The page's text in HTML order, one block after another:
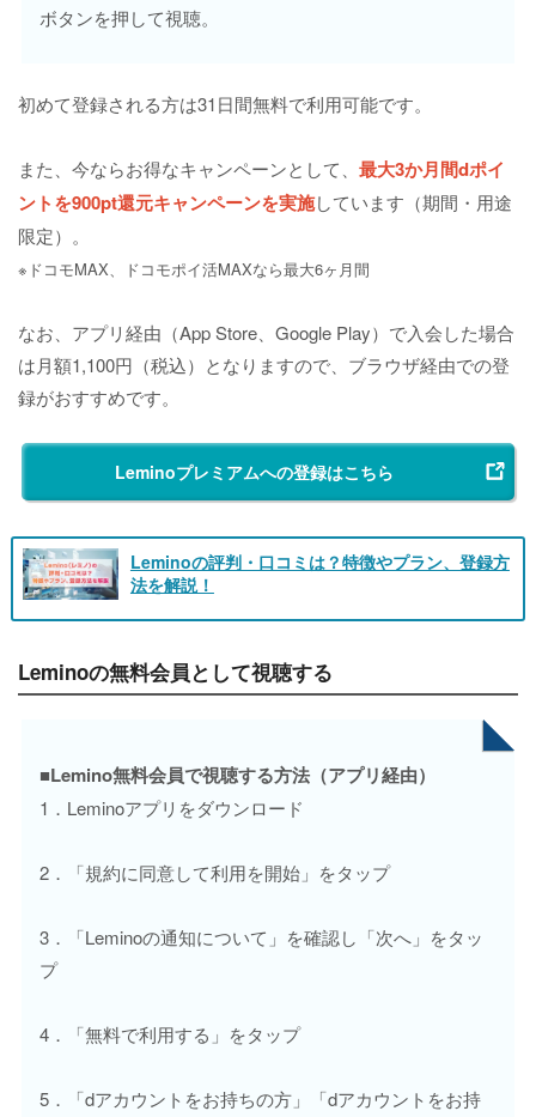
ボタンを押して視聴。
初めて登録される方は31日間無料で利用可能です。
また、今ならお得なキャンペーンとして、 最大3か月間dポイ
ントを900pt還元キャンペーンを実施しています（期間・用途
限定）。
※ドコモMAX、ドコモポイ活MAXなら最大6ヶ月間
なお、アプリ経由（App Store、Google Play）で入会した場合
は月額1,100円（税込）となりますので、ブラウザ経由での登
録がおすすめです。
Leminoプレミアムへの登録はこちら
Leminoの評判・口コミは？特徴やプラン、登録方
法を解説！
Leminoの無料会員として視聴する
■Lemino無料会員で視聴する方法（アプリ経由）
1．Leminoアプリをダウンロード
2．「規約に同意して利用を開始」をタップ
3．「Leminoの通知について」を確認し「次へ」をタッ
プ
4．「無料で利用する」をタップ
5．「dアカウントをお持ちの方」「dアカウントをお持